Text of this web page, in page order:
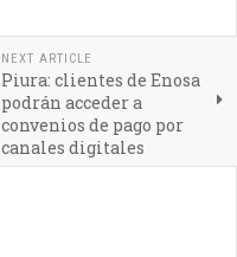
NEXT ARTICLE
Piura: clientes de Enosa
podrán acceder a
convenios de pago por
canales digitales